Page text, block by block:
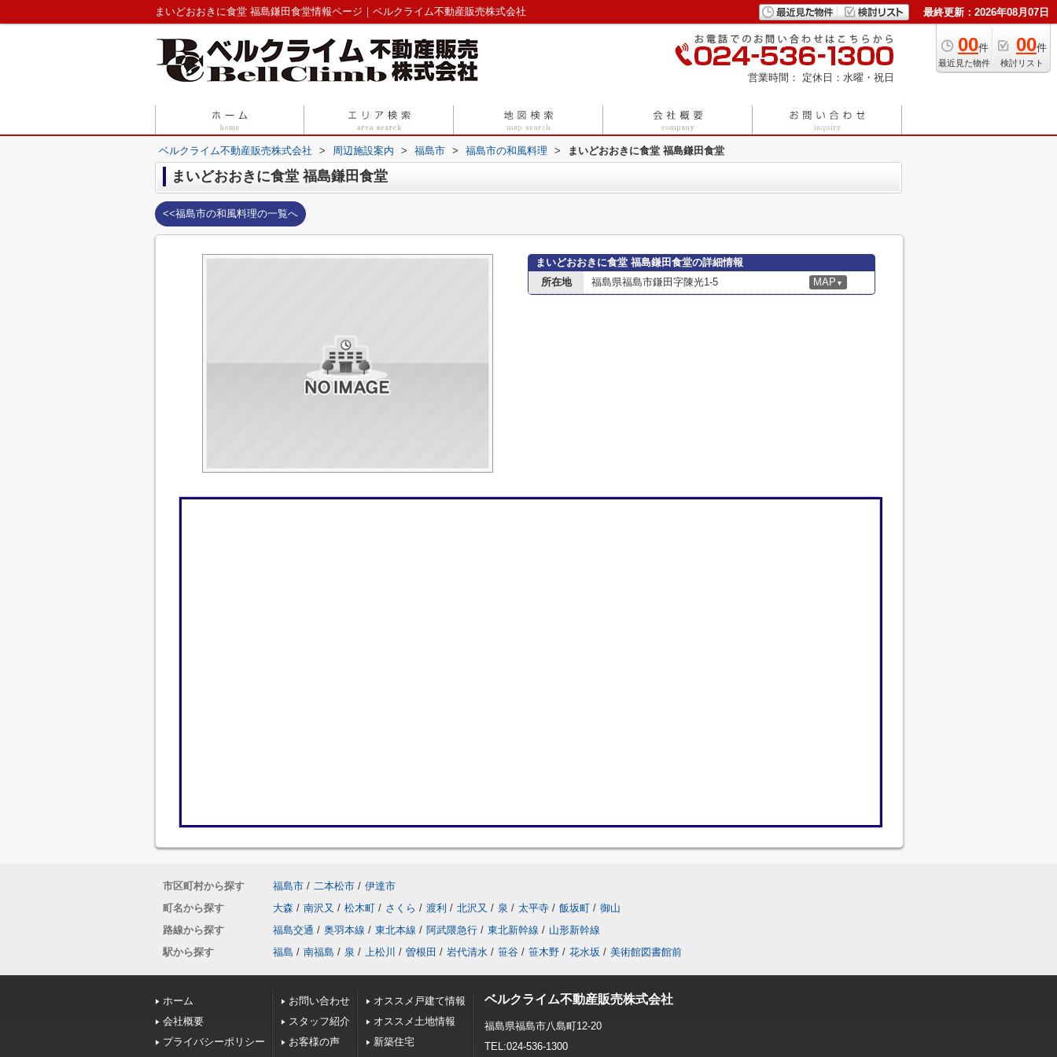
まいどおおきに食堂 福島鎌田食堂情報ページ｜ベルクライム不動産販売株式会社 最終更新：2026年08月07日
00件
最近見た物件
00件
検討リスト
営業時間： 定休日：水曜・祝日
ベルクライム不動産販売株式会社 > 周辺施設案内 > 福島市 > 福島市の和風料理 > まいどおおきに食堂 福島鎌田食堂
まいどおおきに食堂 福島鎌田食堂
<<福島市の和風料理の一覧へ
まいどおおきに食堂 福島鎌田食堂の詳細情報
所在地
福島県福島市鎌田字陳光1-5 MAP ▼
市区町村から探す 福島市 / 二本松市 / 伊達市
町名から探す
大森 / 南沢又 / 松木町 / さくら / 渡利 / 北沢又 / 泉 / 太平寺 / 飯坂町 / 御山
路線から探す
福島交通 / 奥羽本線 / 東北本線 / 阿武隈急行 / 東北新幹線 / 山形新幹線
駅から探す
福島 / 南福島 / 泉 / 上松川 / 曽根田 / 岩代清水 / 笹谷 / 笹木野 / 花水坂 / 美術館図書館前
ホーム
会社概要
プライバシーポリシー
お問い合わせ
スタッフ紹介
お客様の声
オススメ戸建て情報
オススメ土地情報
新築住宅
ベルクライム不動産販売株式会社
福島県福島市八島町12-20
TEL:024-536-1300